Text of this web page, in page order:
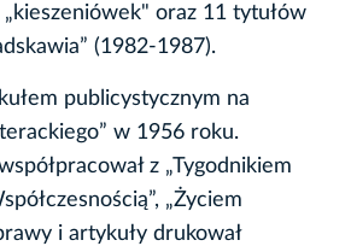
oraz 11 tytułów
(1982-1987).
publicystycznym na
w 1956 roku.
z „Tygodnikiem
„Życiem
i artykuły drukował